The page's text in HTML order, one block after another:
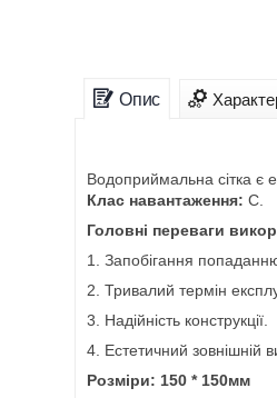
Опис
Водоприймальна сітка є
Клас навантаження: С.
Головні переваги
1. Запобігання
2. Тривалий термін
3. Надійність конструкції.
4. Естетичний зовнішній
Розміри: 150 * 150мм